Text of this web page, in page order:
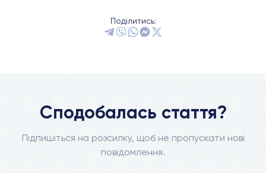
Поділитись:
Сподобалась стаття?
Підпишіться на розсилку, щоб не пропускати нові
повідомлення.